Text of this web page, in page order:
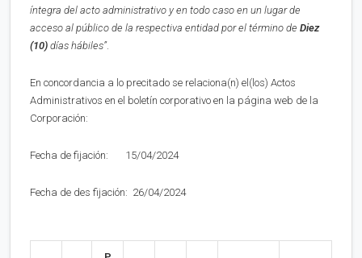
íntegra del acto administrativo y en todo caso en un lugar de
acceso al público de la respectiva entidad por el término de Diez
(10) días hábiles”.
En concordancia a lo precitado se relaciona(n) el(los) Actos
Administrativos en el boletín corporativo en la página web de la
Corporación:
Fecha de fijación: 15/04/2024
Fecha de des fijación: 26/04/2024